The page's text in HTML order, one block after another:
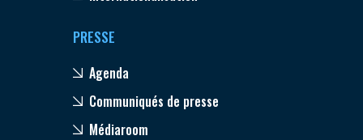
PRESSE
Agenda
Communiqués de presse
Médiaroom